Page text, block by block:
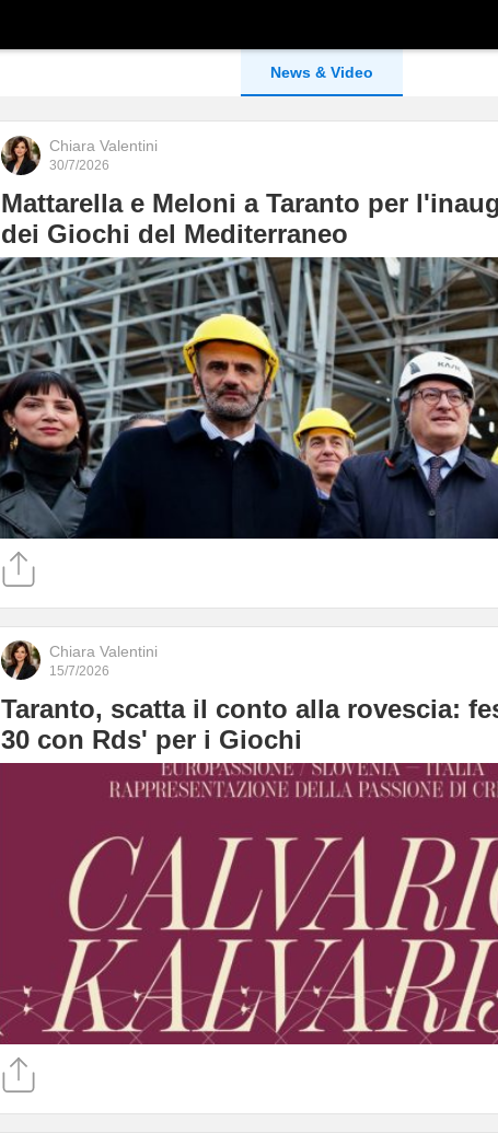
News & Video
Chiara Valentini
30/7/2026
Mattarella e Meloni a Taranto per
dei Giochi del Mediterraneo
Chiara Valentini
15/7/2026
Taranto, scatta il conto alla rovescia:
30 con Rds' per i Giochi